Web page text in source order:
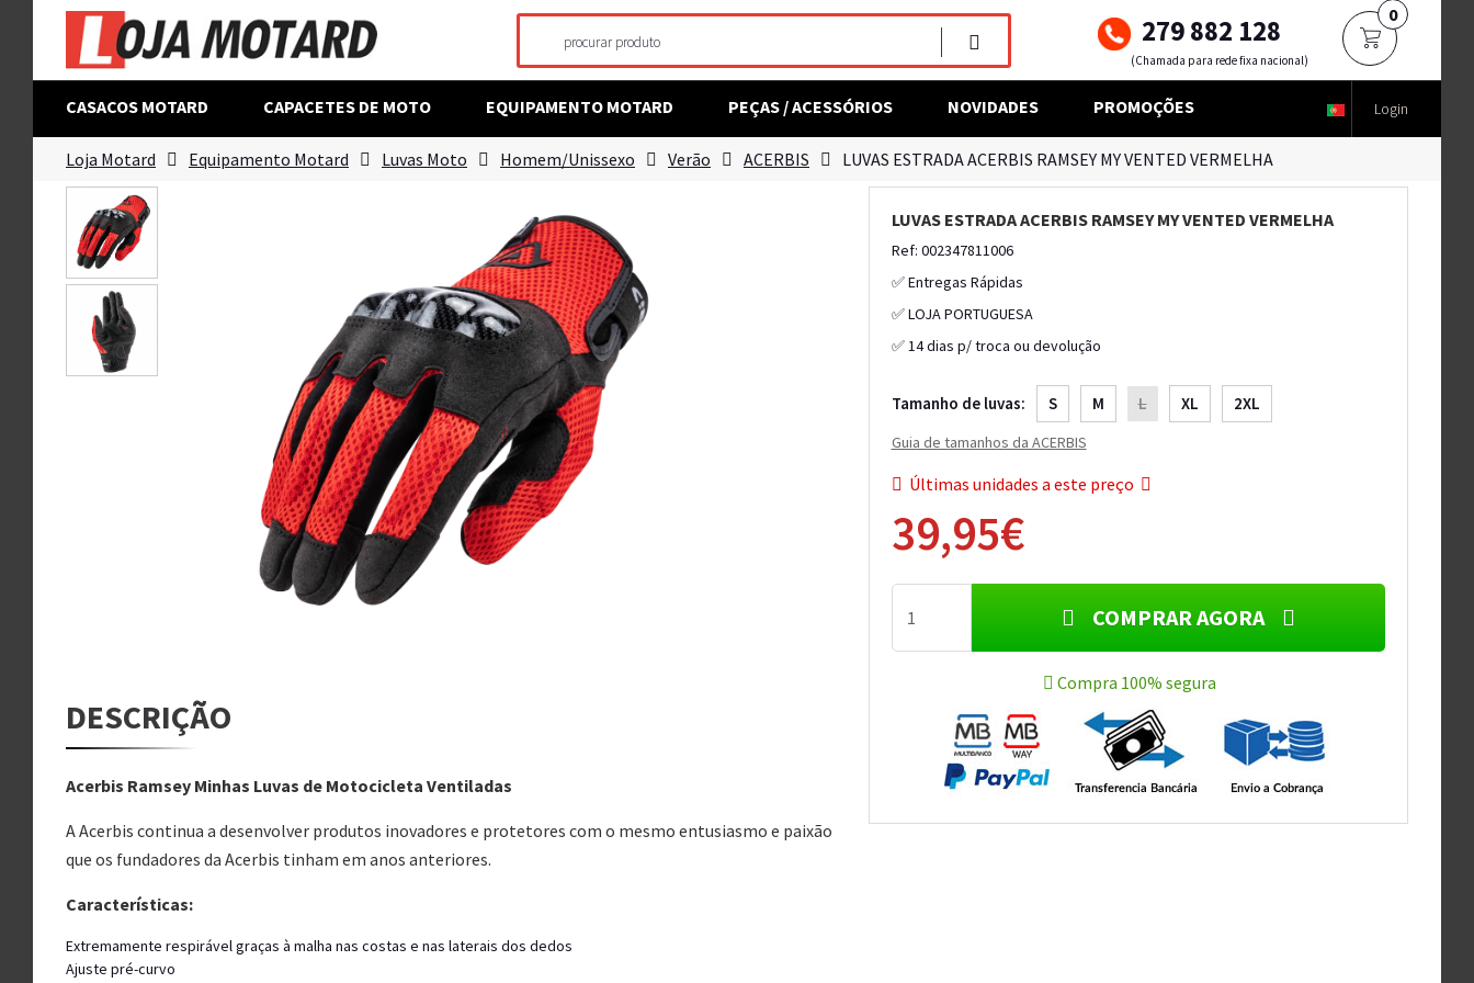
CASACOS MOTARD CAPACETES DE MOTO EQUIPAMENTO MOTARD PEÇAS / ACESSÓRIOS NOVIDADES PROMOÇÕES Login
279 882 128
(Chamada para rede fixa nacional)
0
Loja Motard Equipamento Motard Luvas Moto Homem/Unissexo Verão ACERBIS LUVAS ESTRADA ACERBIS RAMSEY MY VENTED VERMELHA
DESCRIÇÃO
Acerbis Ramsey Minhas Luvas de Motocicleta Ventiladas
A Acerbis continua a desenvolver produtos inovadores e protetores com o mesmo entusiasmo e paixão
que os fundadores da Acerbis tinham em anos anteriores.
Características:
Extremamente respirável graças à malha nas costas e nas laterais dos dedos
Ajuste pré-curvo
LUVAS ESTRADA ACERBIS RAMSEY MY VENTED VERMELHA
Ref: 002347811006
✅ Entregas Rápidas
✅ LOJA PORTUGUESA
✅ 14 dias p/ troca ou devolução
Tamanho de luvas: S M L XL 2XL
Guia de tamanhos da ACERBIS
Últimas unidades a este preço
39,95€
COMPRAR AGORA
Compra 100% segura